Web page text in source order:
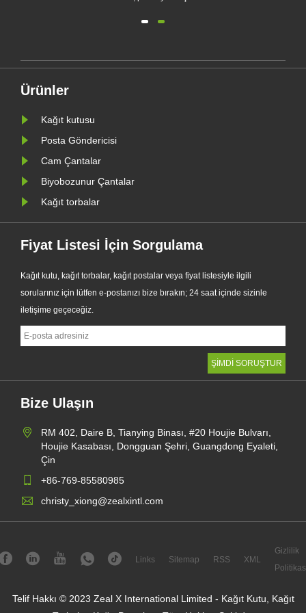
Geleneksel plastik poşetlere birinci
Ürünler
Kağıt kutusu
Posta Göndericisi
Cam Çantalar
Biyobozunur Çantalar
Kağıt torbalar
Fiyat Listesi İçin Sorgulama
Kağıt kutu, kağıt torbalar, kağıt postalar veya fiyat listesiyle ilgili
sorularınız için lütfen e-postanızı bize bırakın; 24 saat içinde sizinle
iletişime geçeceğiz.
Bize Ulaşın
RM 402, Daire B, Tianying Binası, #20 Houjie Bulvarı,
Houjie Kasabası, Dongguan Şehri, Guangdong Eyaleti,
Çin
+86-769-85580985
christy_xiong@zealxintl.com
Links Sitemap RSS XML
Gizlilik
Telif Hakkı © 2023 Zeal X International Limited - Kağıt Kutu, Kağıt